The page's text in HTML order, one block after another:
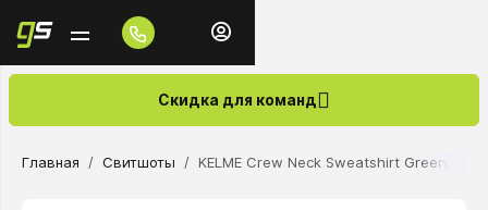
Скидка для команд
Главная Свитшоты KELME Сrew Neck Sweatshirt Green